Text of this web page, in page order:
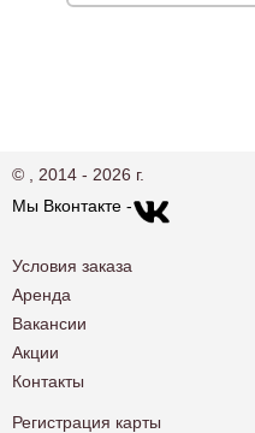
© , 2014 - 2026 г.
Мы Вконтакте -
Условия заказа
Аренда
Вакансии
Акции
Контакты
Регистрация карты